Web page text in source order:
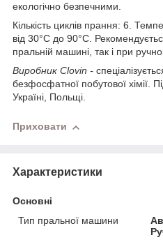
екологічно безпечними.
Кількість циклів прання: 6.
від 30°C до 90°C.
пральній машині, так і при
Виробник Clovin -
безфосфатної побутової хімії.
Україні, Польщі.
Приховати
Характеристики
Основні
Тип пральної машини